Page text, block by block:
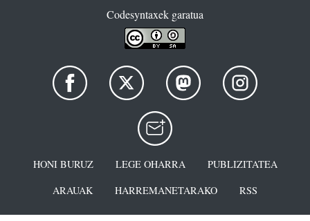
Codesyntaxek garatua
HONI BURUZ LEGE OHARRA
PUBLIZITATEA
ARAUAK
HARREMANETARAKO RSS